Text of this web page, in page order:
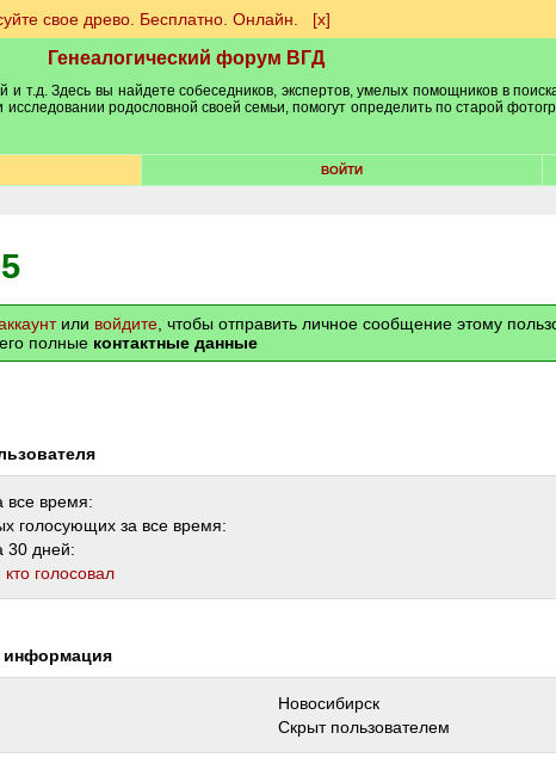
свое древо. Бесплатно. Онлайн. [х]
Генеалогический форум ВГД
т.д. Здесь вы найдете собеседников, экспертов, умелых помощников в
родословной своей семьи, помогут определить по старой
ВОЙТИ
или войдите , чтобы отправить личное сообщение этому
полные контактные данные
все время:
голосующих за все время:
30 дней:
голосовал
информация
Новосибирск
Скрыт пользователем